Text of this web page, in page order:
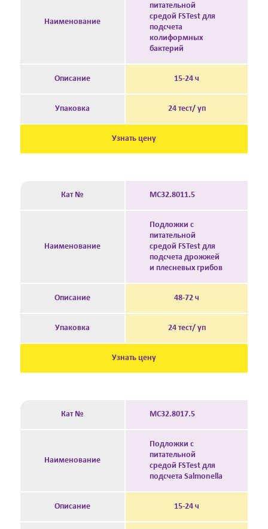
Наименование
питательной
средой FSTest для
подсчета
колиформных
бактерий
Описание 15-24 ч
Упаковка 24 тест/ уп
Узнать цену
Кат № MC32.8011.5
Наименование
Подложки с
питательной
средой FSTest для
подсчета дрожжей
и плесневых грибов
Описание 48-72 ч
Упаковка 24 тест/ уп
Узнать цену
Кат № MC32.8017.5
Наименование
Подложки с
питательной
средой FSTest для
подсчета Salmonella
Описание 15-24 ч